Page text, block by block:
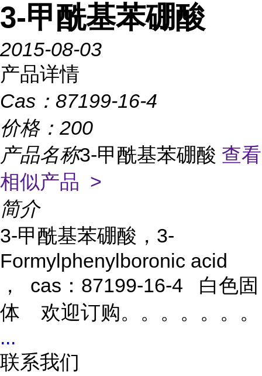
3-甲酰基苯硼酸
2015-08-03
产品详情
Cas： 87199-16-4
价格： 200
产品名称3-甲酰基苯硼酸 查看
相似产品 >
简介
3-甲酰基苯硼酸，3-
Formylphenylboronic acid
， cas：87199-16-4 白色固
体 欢迎订购。。。。。。。
...
联系我们